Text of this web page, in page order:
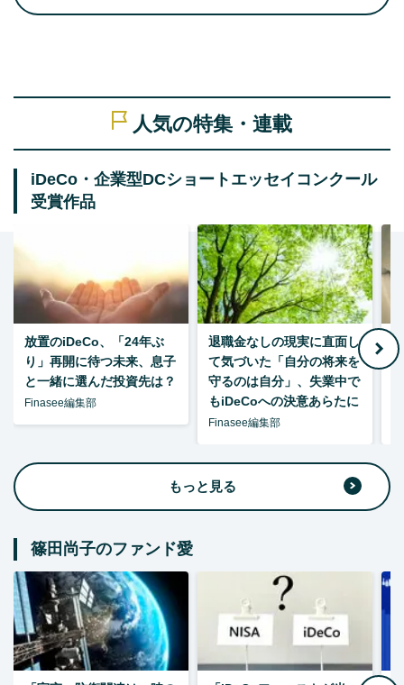
人気の特集・連載
iDeCo・企業型DCショートエッセイコンクール
受賞作品
放置のiDeCo、「24年ぶ
り」再開に待つ未来、息子
と一緒に選んだ投資先は？
Finasee編集部
退職金なしの現実に直面し
て気づいた「自分の将来を
守るのは自分」、失業中で
もiDeCoへの決意あらたに
Finasee編集部
もっと見る
篠田尚子のファンド愛